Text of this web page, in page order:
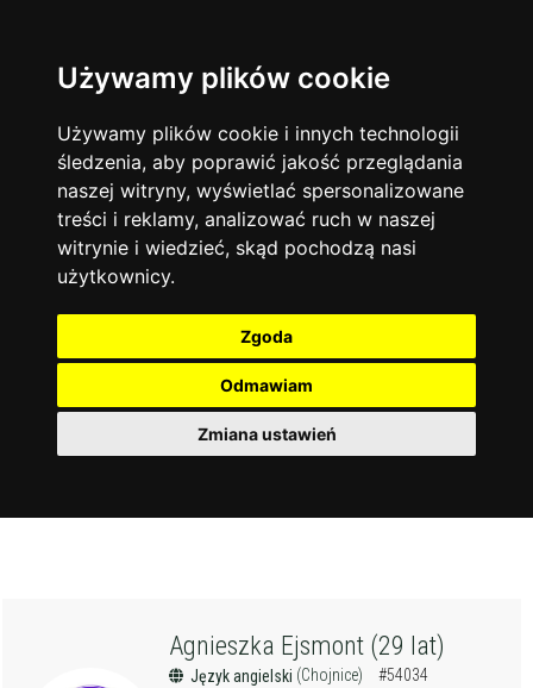
Używamy plików cookie
Używamy plików cookie i innych technologii
śledzenia, aby poprawić jakość przeglądania
naszej witryny, wyświetlać spersonalizowane
treści i reklamy, analizować ruch w naszej
witrynie i wiedzieć, skąd pochodzą nasi
użytkownicy.
Zgoda
Odmawiam
Zmiana ustawień
Język angielski 13742
Matematyka 12927
Chemia 4886
Język niemiecki 4307
Język polski 3426
Fizyka
Język francuski
Warszawa
Korepetycje
Online
14833
Kraków 7753
Wrocław
Łódź 3511
Gdańsk 2075
Agnieszka Ejsmont (29 lat)
Język angielski (Chojnice) #54034